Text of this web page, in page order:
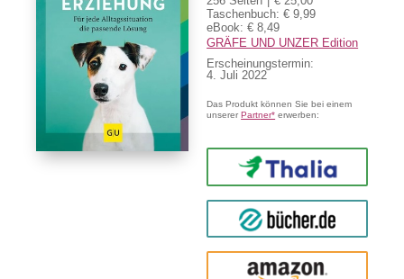
Taschenbuch: € 9,99
eBook: € 8,49
GRÄFE UND UNZER Edition
Erscheinungstermin:
4. Juli 2022
Das Produkt können Sie bei einem
unsererPartner* erwerben:
Thalia
buecher.de
Amazon